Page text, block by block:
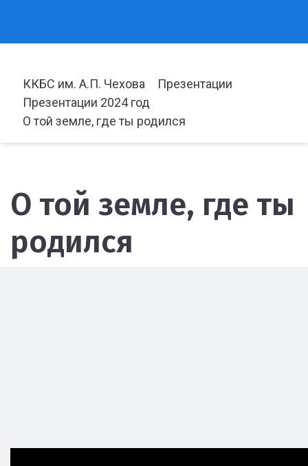
ККБС им. А.П. Чехова
Презентации
Презентации 2024 год
О той земле, где ты родился
О той земле, где ты
родился